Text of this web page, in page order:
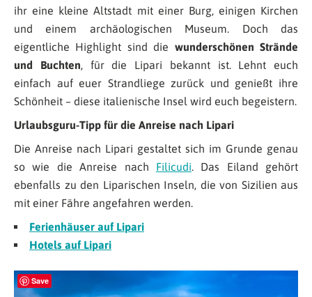
ihr eine kleine Altstadt mit einer Burg, einigen Kirchen
und einem archäologischen Museum. Doch das
eigentliche Highlight sind die wunderschönen Strände
und Buchten, für die Lipari bekannt ist. Lehnt euch
einfach auf euer Strandliege zurück und genießt ihre
Schönheit – diese italienische Insel wird euch begeistern.
Urlaubsguru-Tipp für die Anreise nach Lipari
Die Anreise nach Lipari gestaltet sich im Grunde genau
so wie die Anreise nach Filicudi. Das Eiland gehört
ebenfalls zu den Liparischen Inseln, die von Sizilien aus
mit einer Fähre angefahren werden.
Ferienhäuser auf Lipari
Hotels auf Lipari
Save